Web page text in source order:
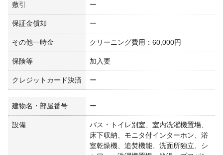
敷引 ー
保証金償却 ー
その他一時金 クリーニング費用：60,000円
保険等 加入要
クレジットカード決済 ー
建物名・部屋番号 ー
設備
バス・トイレ別室、室内洗濯機置場、
床下収納、モニタ付インターホン、浴
室乾燥機、追焚機能、洗面所独立、シ